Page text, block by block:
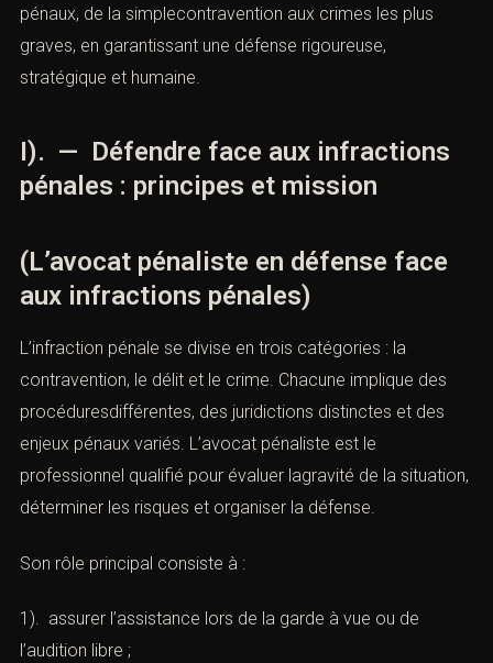
pénaux, de la simplecontravention aux crimes les plus
graves, en garantissant une défense rigoureuse,
stratégique et humaine.
I). — Défendre face aux infractions
pénales : principes et mission
(L’avocat pénaliste en défense face
aux infractions pénales)
L’infraction pénale se divise en trois catégories : la
contravention, le délit et le crime. Chacune implique des
procéduresdifférentes, des juridictions distinctes et des
enjeux pénaux variés. L’avocat pénaliste est le
professionnel qualifié pour évaluer lagravité de la situation,
déterminer les risques et organiser la défense.
Son rôle principal consiste à :
1). assurer l’assistance lors de la garde à vue ou de
l’audition libre ;